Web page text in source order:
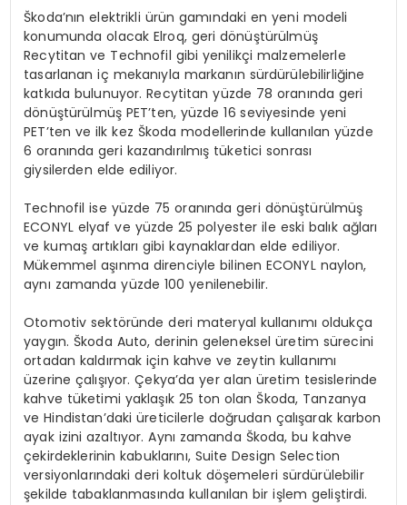
Škoda’nın elektrikli ürün gamındaki en yeni modeli
konumunda olacak Elroq, geri dönüştürülmüş
Recytitan ve Technofil gibi yenilikçi malzemelerle
tasarlanan iç mekanıyla markanın sürdürülebilirliğine
katkıda bulunuyor. Recytitan yüzde 78 oranında geri
dönüştürülmüş PET’ten, yüzde 16 seviyesinde yeni
PET’ten ve ilk kez Škoda modellerinde kullanılan yüzde
6 oranında geri kazandırılmış tüketici sonrası
giysilerden elde ediliyor.
Technofil ise yüzde 75 oranında geri dönüştürülmüş
ECONYL elyaf ve yüzde 25 polyester ile eski balık ağları
ve kumaş artıkları gibi kaynaklardan elde ediliyor.
Mükemmel aşınma direnciyle bilinen ECONYL naylon,
aynı zamanda yüzde 100 yenilenebilir.
Otomotiv sektöründe deri materyal kullanımı oldukça
yaygın. Škoda Auto, derinin geleneksel üretim sürecini
ortadan kaldırmak için kahve ve zeytin kullanımı
üzerine çalışıyor. Çekya’da yer alan üretim tesislerinde
kahve tüketimi yaklaşık 25 ton olan Škoda, Tanzanya
ve Hindistan’daki üreticilerle doğrudan çalışarak karbon
ayak izini azaltıyor. Aynı zamanda Škoda, bu kahve
çekirdeklerinin kabuklarını, Suite Design Selection
versiyonlarındaki deri koltuk döşemeleri sürdürülebilir
şekilde tabaklanmasında kullanılan bir işlem geliştirdi.